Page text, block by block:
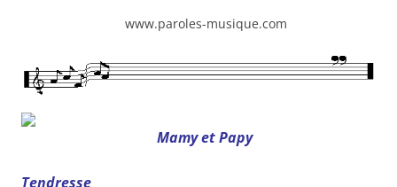
www.paroles-musique.com
Mamy et Papy
Tendresse